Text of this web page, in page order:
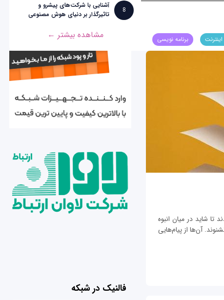
8
آشنایی با شرکت‌های پیشرو و
تاثیرگذار بر دنیای هوش مصنوعی
مشاهده بیشتر ← برنامه نویسی
تا شاید در میان انبوه
آن‌ها از پیام‌هایی
فالنیک در شبکه